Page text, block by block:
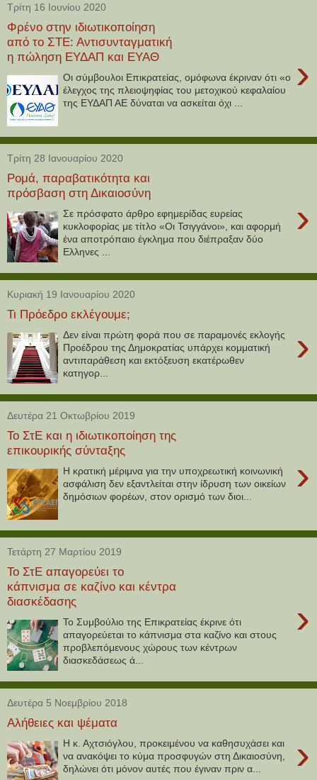
Τρίτη 16 Ιουνίου 2020
Φρένο στην ιδιωτικοποίηση
από το ΣΤΕ: Αντισυνταγματική
η πώληση ΕΥΔΑΠ και ΕΥΑΘ
›
Οι σύμβουλοι Επικρατείας, ομόφωνα έκριναν ότι «ο
έλεγχος της πλειοψηφίας του μετοχικού κεφαλαίου
της ΕΥΔΑΠ ΑΕ δύναται να ασκείται όχι ...
Τρίτη 28 Ιανουαρίου 2020
Ρομά, παραβατικότητα και
πρόσβαση στη Δικαιοσύνη
›
Σε πρόσφατο άρθρο εφημερίδας ευρείας
κυκλοφορίας με τίτλο «Οι Τσιγγάνοι», και αφορμή
ένα αποτρόπαιο έγκλημα που διέπραξαν δύο
Ελληνες ...
Κυριακή 19 Ιανουαρίου 2020
Τι Πρόεδρο εκλέγουμε;
›
Δεν είναι πρώτη φορά που σε παραμονές εκλογής
Προέδρου της Δημοκρατίας υπάρχει κομματική
αντιπαράθεση και εκτόξευση εκατέρωθεν
κατηγορ...
Δευτέρα 21 Οκτωβρίου 2019
Το ΣτΕ και η ιδιωτικοποίηση της
επικουρικής σύνταξης
›
Η κρατική μέριμνα για την υποχρεωτική κοινωνική
ασφάλιση δεν εξαντλείται στην ίδρυση των οικείων
δημόσιων φορέων, στον ορισμό των διοι...
Τετάρτη 27 Μαρτίου 2019
Το ΣτΕ απαγορεύει το
κάπνισμα σε καζίνο και κέντρα
διασκέδασης
›
Το Συμβούλιο της Επικρατείας έκρινε ότι
απαγορεύεται το κάπνισμα στα καζίνο και στους
προβλεπόμενους χώρους των κέντρων
διασκεδάσεως ά...
Δευτέρα 5 Νοεμβρίου 2018
Αλήθειες και ψέματα
›
Η κ. Αχτσιόγλου, προκειμένου να καθησυχάσει και
να ανακόψει το κύμα προσφυγών στη Δικαιοσύνη,
δηλώνει ότι μόνον αυτές που έγιναν πριν α...